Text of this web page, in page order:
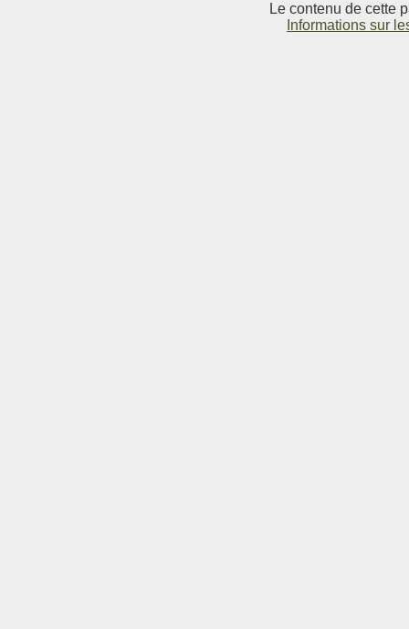
Le contenu de cette
Informations sur